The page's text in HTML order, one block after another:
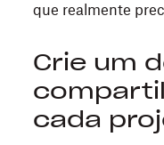
que realmente
Crie um
cada